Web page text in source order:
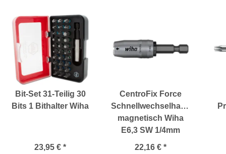
Bit-Set 31-Teilig 30
Bits 1 Bithalter Wiha
23,95 € *
CentroFix Force
Schnellwechselhalter
magnetisch Wiha
E6,3 SW 1/4mm
22,16 € *